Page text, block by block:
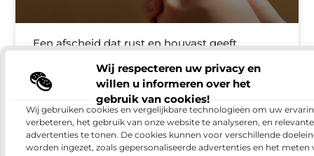
Wij respecteren uw privacy en
willen u informeren over het
gebruik van cookies!
Wij gebruiken cookies en vergelijkbare technologieën om uw
verbeteren, het gebruik van onze website te analyseren, en relevante
advertenties te tonen. De cookies kunnen voor verschillende
worden ingezet, zoals gepersonaliseerde advertenties en het meten
Een afscheid dat rust en houvast geeft
Een uitvaart regelen is een emotionele en vaak
intensieve periode. Er komt veel op nabestaanden af,
terwijl er tegelijkertijd ruimte nodig is voor verdriet,
herinneringen